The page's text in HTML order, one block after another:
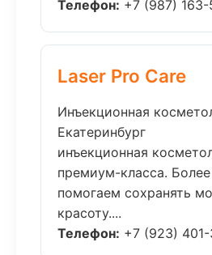
Телефон: +7 (987)
Laser Pro Care
Инъекционная
Екатеринбург
инъекционная
премиум-класса. Более
помогаем сохранять
красоту....
Телефон: +7 (923)